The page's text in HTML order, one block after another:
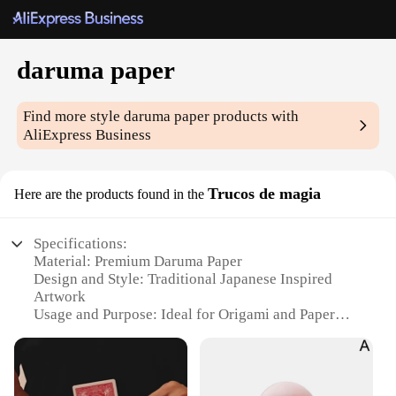
daruma paper
Find more styledaruma paper products with
AliExpress Business
Here are the products found in the Trucos de magia
Specifications:
Material: Premium Daruma Paper
Design and Style: Traditional Japanese Inspired
Artwork
Usage and Purpose: Ideal for Origami and Paper
Quantity: Available in Sets